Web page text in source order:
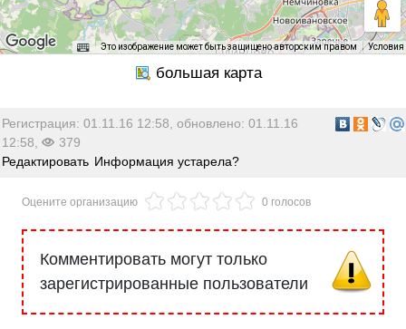
Это изображение может быть защищено авторским правом Условия
Регистрация: 01.11.16 12:58, обновлено: 01.11.16
12:58,
379
Редактировать Информация устарела?
Оцените организацию 0 голосов
Комментировать могут только
зарегистрированные пользователи